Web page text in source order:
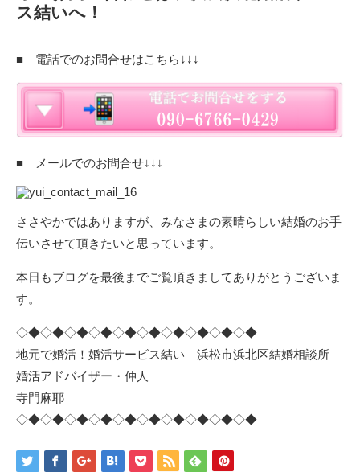
ス結いへ！
■ 電話でのお問合せはこちら↓↓↓
■ メールでのお問合せ↓↓↓
ささやかではありますが、みなさまの素晴らしい結婚のお手
伝いさせて頂きたいと思っています。
本日もブログを最後までご覧頂きましてありがとうございま
す。
◇◆◇◆◇◆◇◆◇◆◇◆◇◆◇◆◇◆◇◆
地元で婚活！婚活サービス結い 浜松市浜北区結婚相談所
婚活アドバイザー・仲人
寺門麻耶
◇◆◇◆◇◆◇◆◇◆◇◆◇◆◇◆◇◆◇◆